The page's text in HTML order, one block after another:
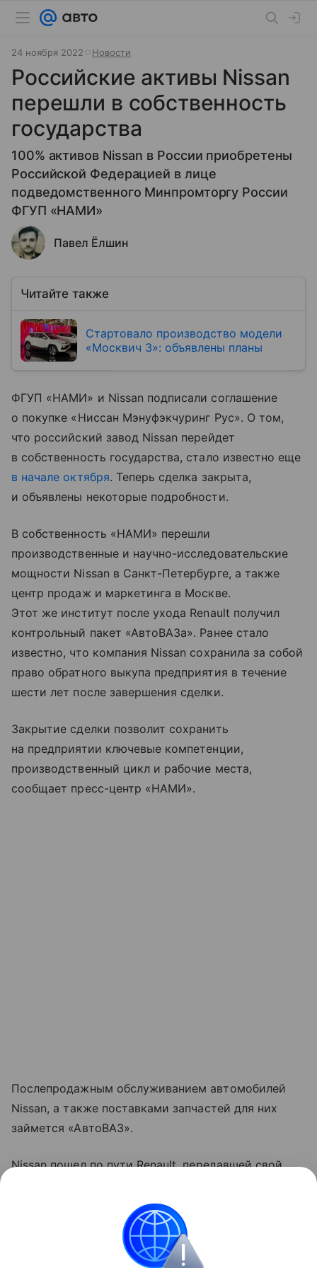
24 ноября 2022 Новости
Российские активы Nissan
перешли в собственность
государства
100% активов Nissan в России приобретены
Российской Федерацией в лице
подведомственного Минпромторгу России
ФГУП «НАМИ»
Павел Ёлшин
Читайте также
Стартовало производство модели
«Москвич 3»: объявлены планы
ФГУП «НАМИ» и Nissan подписали соглашение
о покупке «Ниссан Мэнуфэкчуринг Рус». О том,
что российский завод Nissan перейдет
в собственность государства, стало известно еще
в начале октября. Теперь сделка закрыта,
и объявлены некоторые подробности.
В собственность «НАМИ» перешли
производственные и научно-исследовательские
мощности Nissan в Санкт-Петербурге, а также
центр продаж и маркетинга в Москве.
Этот же институт после ухода Renault получил
контрольный пакет «АвтоВАЗа». Ранее стало
известно, что компания Nissan сохранила за собой
право обратного выкупа предприятия в течение
шести лет после завершения сделки.
Закрытие сделки позволит сохранить
на предприятии ключевые компетенции,
производственный цикл и рабочие места,
сообщает пресс-центр «НАМИ».
Послепродажным обслуживанием автомобилей
Nissan, а также поставками запчастей для них
займется «АвтоВАЗ».
Nissan пошел по пути Renault, передавшей свой
в обоих случаях — 1 евро.
Контент недоступен